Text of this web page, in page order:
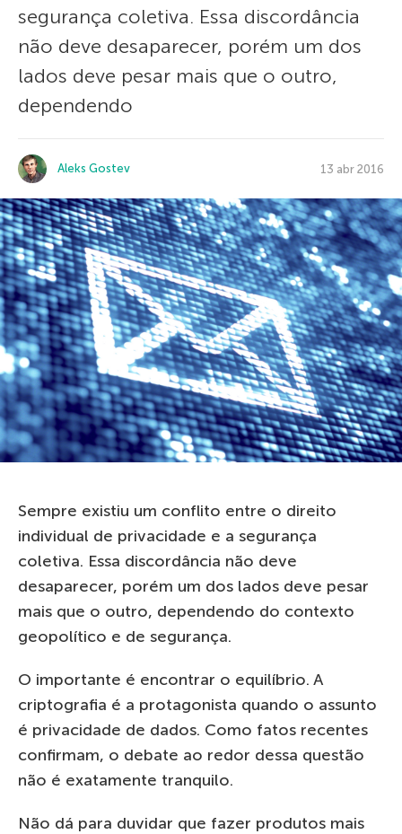
segurança coletiva. Essa discordância
não deve desaparecer, porém um dos
lados deve pesar mais que o outro,
dependendo
Aleks Gostev 13 abr 2016
Sempre existiu um conflito entre o direito
individual de privacidade e a segurança
coletiva. Essa discordância não deve
desaparecer, porém um dos lados deve pesar
mais que o outro, dependendo do contexto
geopolítico e de segurança.
O importante é encontrar o equilíbrio. A
criptografia é a protagonista quando o assunto
é privacidade de dados. Como fatos recentes
confirmam, o debate ao redor dessa questão
não é exatamente tranquilo.
Não dá para duvidar que fazer produtos mais